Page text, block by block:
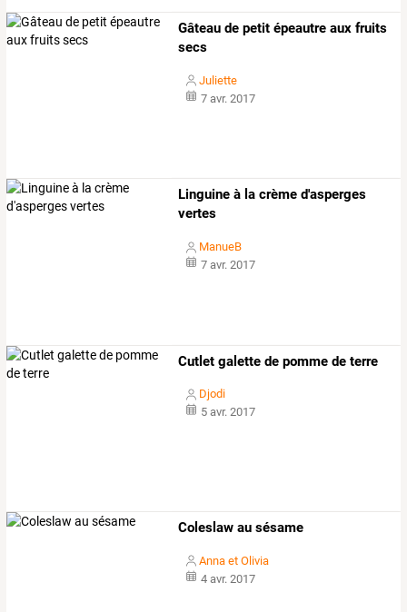
Gâteau de petit épeautre aux fruits
secs
Juliette
7 avr. 2017
Linguine à la crème d'asperges
vertes
ManueB
7 avr. 2017
Cutlet galette de pomme de terre
Djodi
5 avr. 2017
Coleslaw au sésame
Anna et Olivia
4 avr. 2017